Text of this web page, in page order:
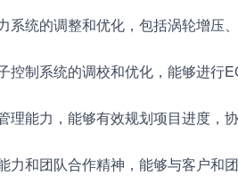
统的调整和优化，包括涡轮增压
控制系统的调校和优化，能够进行
理能力，能够有效规划项目进度，
和团队合作精神，能够与客户和